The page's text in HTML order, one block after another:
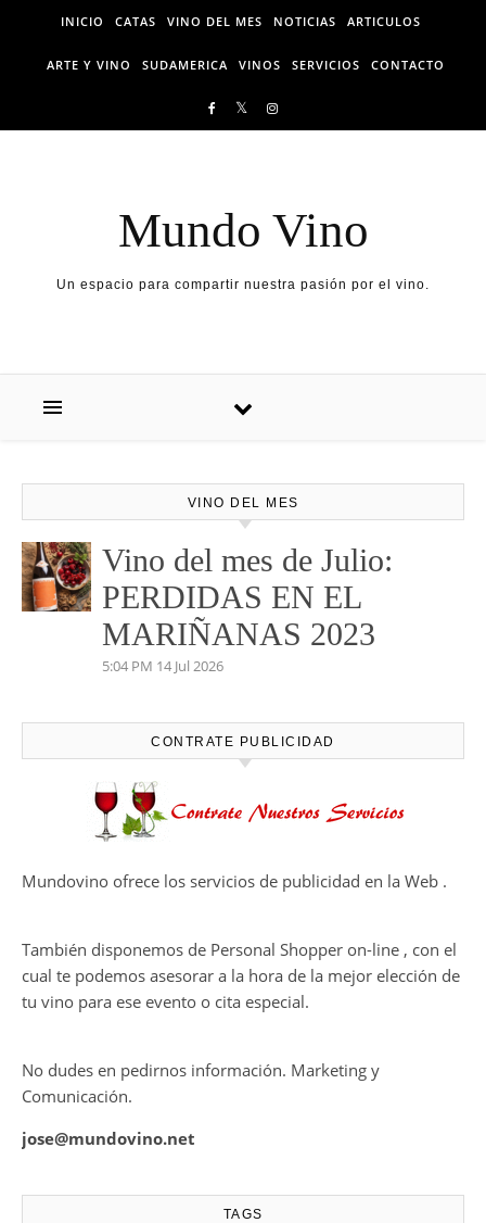
Skip to content
INICIO CATAS VINO DEL MES NOTICIAS ARTICULOS
ARTE Y VINO SUDAMERICA VINOS SERVICIOS CONTACTO
Mundo Vino
Un espacio para compartir nuestra pasión por el vino.
VINO DEL MES
Vino del mes de Julio:
PERDIDAS EN EL
MARIÑANAS 2023
5:04 PM 14 Jul 2026
CONTRATE PUBLICIDAD
Mundovino ofrece los servicios de publicidad en la Web .
También disponemos de Personal Shopper on-line , con el
cual te podemos asesorar a la hora de la mejor elección de
tu vino para ese evento o cita especial.
No dudes en pedirnos información. Marketing y
Comunicación.
jose@mundovino.net
TAGS